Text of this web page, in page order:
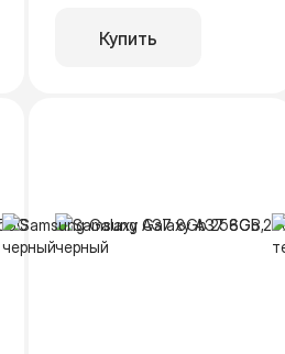
Купить